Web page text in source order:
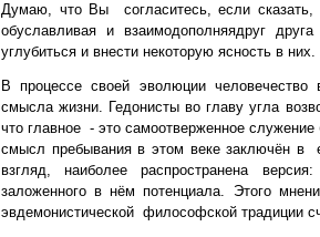
Думаю, что Вы согласитесь, если сказать,
обуславливая и взаимодополняядруг
углубиться и внести некоторую ясность в них.
В процессе своей эволюции человечество
смысла жизни. Гедонисты во главу угла
что главное - это самоотверженное
смысл пребывания в этом веке заключён в
взгляд, наиболее распространена
заложенного в нём потенциала. Этого
эвдемонистической философской традиции